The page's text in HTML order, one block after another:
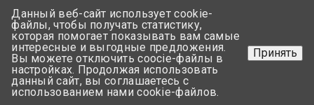
+375 17-350-99-56
+375 44-752-82-08
Задать вопрос
Данный веб-сайт использует cookie-
файлы, чтобы получать статистику,
которая помогает показывать вам самые
интересные и выгодные предложения.
Вы можете отключить coocie-файлы в
настройках. Продолжая использовать
данный сайт, вы соглашаетесь с
использованием нами cookie-файлов.
Принять